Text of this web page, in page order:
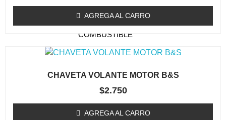
(ORILLADORA/DESMALEZADORA)
COMBUSTIBLE
EMBRAGUE / TAMBOR
CARBURADOR
(ORILLADORA/DESMALEZADORA)
AGREGA AL CARRO
CHAVETA VOLANTE MOTOR B&S
$2.750
AGREGA AL CARRO